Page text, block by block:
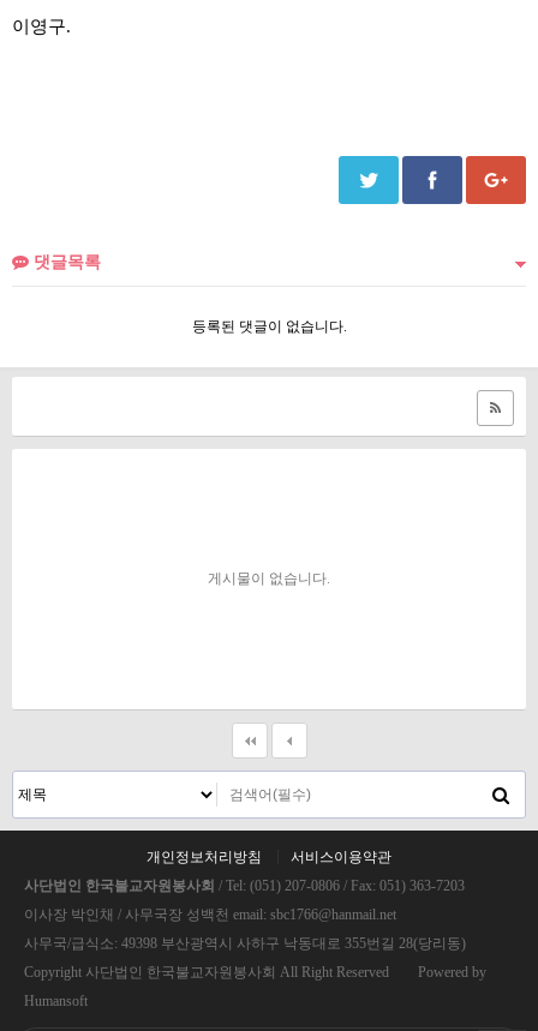
이영구.
댓글목록
등록된 댓글이 없습니다.
게시물이 없습니다.
개인정보처리방침
서비스이용약관
사단법인 한국불교자원봉사회 / Tel: (051) 207-0806 / Fax: 051) 363-7203
이사장 박인채 / 사무국장 성백천 email: sbc1766@hanmail.net
사무국/급식소: 49398 부산광역시 사하구 낙동대로 355번길 28(당리동)
Copyright 사단법인 한국불교자원봉사회 All Right Reserved Powered by
Humansoft